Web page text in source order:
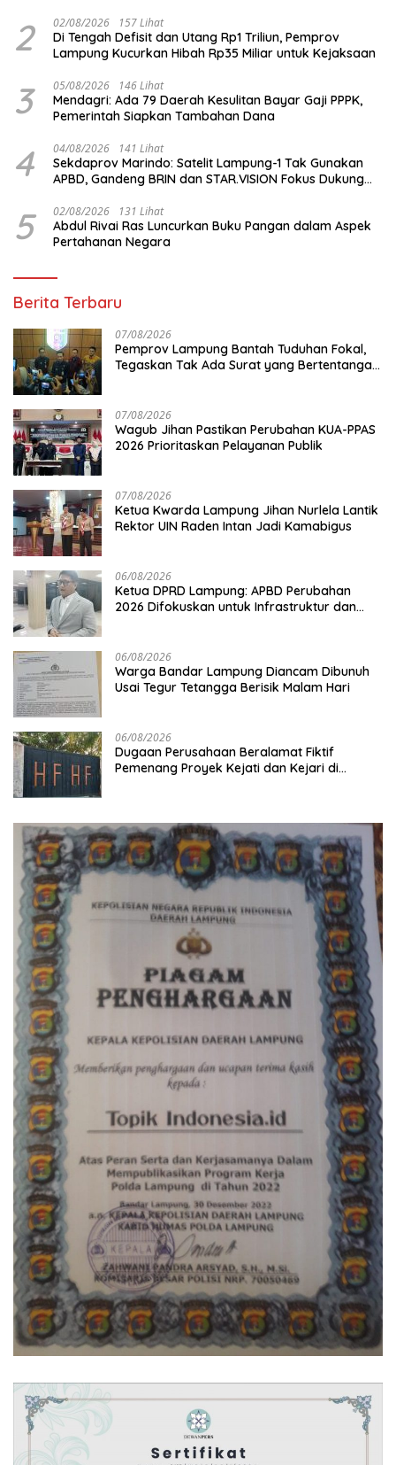
2 02/08/2026 157 Lihat
Di Tengah Defisit dan Utang Rp1 Triliun, Pemprov
Lampung Kucurkan Hibah Rp35 Miliar untuk Kejaksaan
3 05/08/2026 146 Lihat
Mendagri: Ada 79 Daerah Kesulitan Bayar Gaji PPPK,
Pemerintah Siapkan Tambahan Dana
4 04/08/2026 141 Lihat
Sekdaprov Marindo: Satelit Lampung-1 Tak Gunakan
APBD, Gandeng BRIN dan STAR.VISION Fokus Dukung
5 02/08/2026 131 Lihat
Abdul Rivai Ras Luncurkan Buku Pangan dalam Aspek
Pertahanan Negara
Berita Terbaru
07/08/2026
Pemprov Lampung Bantah Tuduhan Fokal,
Tegaskan Tak Ada Surat yang Bertentangan
07/08/2026
Wagub Jihan Pastikan Perubahan KUA-PPAS
2026 Prioritaskan Pelayanan Publik
07/08/2026
Ketua Kwarda Lampung Jihan Nurlela Lantik
Rektor UIN Raden Intan Jadi Kamabigus
06/08/2026
Ketua DPRD Lampung: APBD Perubahan
2026 Difokuskan untuk Infrastruktur dan
06/08/2026
Warga Bandar Lampung Diancam Dibunuh
Usai Tegur Tetangga Berisik Malam Hari
06/08/2026
Dugaan Perusahaan Beralamat Fiktif
Pemenang Proyek Kejati dan Kejari di